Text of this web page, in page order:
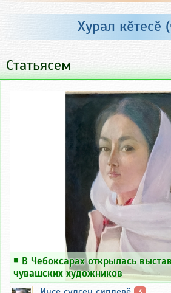
Хурал кӗтесӗ
Статьясем
￭ В Чебоксарах открылась
чувашских художников